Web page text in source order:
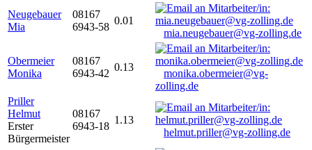
Neugebauer
Mia
08167
6943-58
0.01
mia.neugebauer@vg-zolling.de
Obermeier
Monika
08167
6943-42
0.13
monika.obermeier@vg-
zolling.de
Priller
Helmut
Erster
Bürgermeister
08167
6943-18
1.13
helmut.priller@vg-zolling.de